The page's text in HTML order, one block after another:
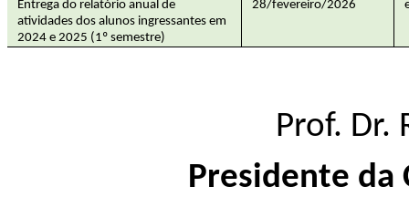
Entrega do relatório anual de
atividades dos alunos ingressantes em
2024 e 2025 (1º semestre)
28/fevereiro/2026
Prof. Dr.
Presidente da